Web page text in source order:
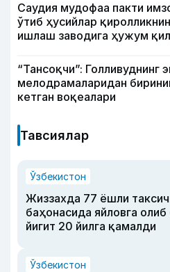
Саудия мудофаа пакти
ўтиб ҳусийлар
ишлаш заводига ҳужум
“Тансоқчи”: Голливуднинг
мелодрамаларидан
кетган воқеалари
Тавсиялар
Ўзбекистон
Жиззахда 77 ёшли
баҳонасида яйловга
йигит 20 йилга қамалди
Ўзбекистон